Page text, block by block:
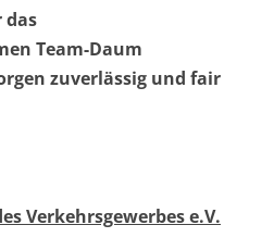
das
Team-Daum
zuverlässig und fair
Verkehrsgewerbes e.V.